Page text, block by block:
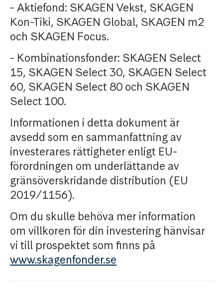
- Aktiefond: SKAGEN Vekst, SKAGEN
Kon-Tiki, SKAGEN Global, SKAGEN m2
och SKAGEN Focus.
- Kombinationsfonder: SKAGEN Select
15, SKAGEN Select 30, SKAGEN Select
60, SKAGEN Select 80 och SKAGEN
Select 100.
Informationen i detta dokument är
avsedd som en sammanfattning av
investerares rättigheter enligt EU-
förordningen om underlättande av
gränsöverskridande distribution (EU
2019/1156).
Om du skulle behöva mer information
om villkoren för din investering hänvisar
vi till prospektet som finns på
www.skagenfonder.se